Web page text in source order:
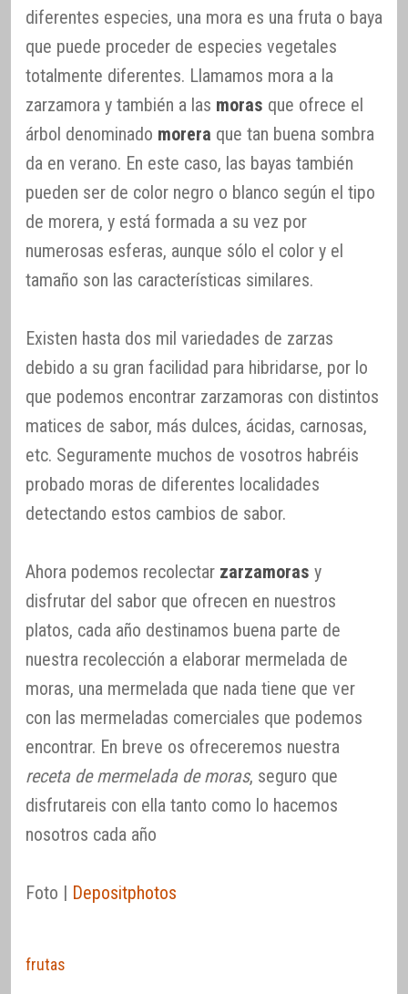
diferentes especies, una mora es una fruta o baya
que puede proceder de especies vegetales
totalmente diferentes. Llamamos mora a la
zarzamora y también a las moras que ofrece el
árbol denominado morera que tan buena sombra
da en verano. En este caso, las bayas también
pueden ser de color negro o blanco según el tipo
de morera, y está formada a su vez por
numerosas esferas, aunque sólo el color y el
tamaño son las características similares.
Existen hasta dos mil variedades de zarzas
debido a su gran facilidad para hibridarse, por lo
que podemos encontrar zarzamoras con distintos
matices de sabor, más dulces, ácidas, carnosas,
etc. Seguramente muchos de vosotros habréis
probado moras de diferentes localidades
detectando estos cambios de sabor.
Ahora podemos recolectar zarzamoras y
disfrutar del sabor que ofrecen en nuestros
platos, cada año destinamos buena parte de
nuestra recolección a elaborar mermelada de
moras, una mermelada que nada tiene que ver
con las mermeladas comerciales que podemos
encontrar. En breve os ofreceremos nuestra
receta de mermelada de moras, seguro que
disfrutareis con ella tanto como lo hacemos
nosotros cada año
Foto | Depositphotos
frutas